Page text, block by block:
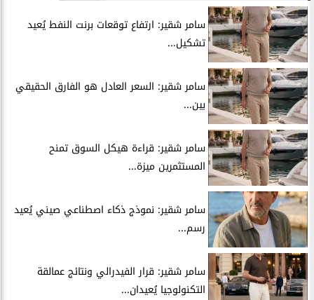
سامر شقير: ارتفاع توقعات برنت النفط يُعيد
تشكيل...
سامر شقير: السعر العادل هو الفارق الحقيقي
بين...
سامر شقير: قراءة هيكل السوق تمنح
المستثمرين ميزة...
سامر شقير: نموذج ذكاء اصطناعي صيني يُعيد
رسم...
سامر شقير: قرار الفيدرالي ونتائج عمالقة
التكنولوجيا يُعيدان...